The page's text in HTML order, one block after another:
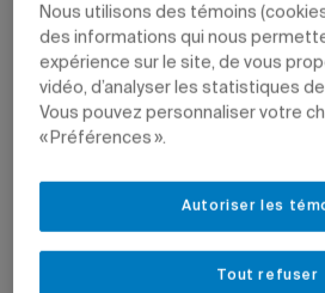
unanime sur la situation en
Israël.
VIE UNIVERSITAIRE NOUVELLES
Nous utilisons des témoins
des informations qui nous
expérience sur le site, de vous
vidéo, d’analyser les statistiques
Vous pouvez personnaliser votre
« Préférences ».
Tout refuser
Autoriser les